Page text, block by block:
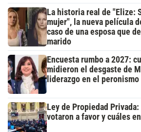
La historia real de "Elize:
mujer", la nueva película
caso de una esposa que
marido
Encuesta rumbo a 2027:
midieron el desgaste de
liderazgo en el peronismo
Ley de Propiedad
votaron a favor y cuáles